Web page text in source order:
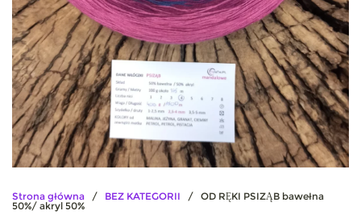
Strona główna / BEZ KATEGORII / OD RĘKI PSIZĄB bawełna
50%/ akryl 50%